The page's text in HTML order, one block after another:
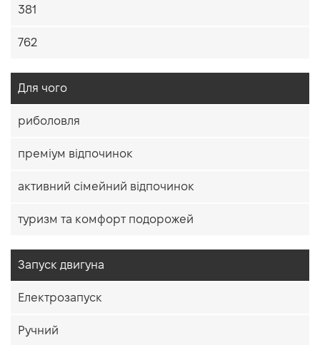
381
762
Для чого
риболовля
преміум відпочинок
активний сімейний відпочинок
туризм та комфорт подорожей
Запуск двигуна
Електрозапуск
Ручний